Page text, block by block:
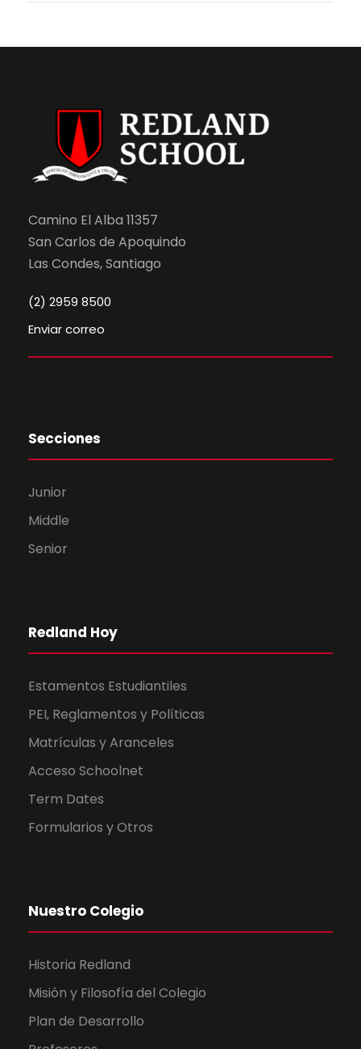
Camino El Alba 11357
San Carlos de Apoquindo
Las Condes, Santiago
(2) 2959 8500
Enviar correo
Secciones
Junior
Middle
Senior
Redland Hoy
Estamentos Estudiantiles
PEI, Reglamentos y Políticas
Matrículas y Aranceles
Acceso Schoolnet
Term Dates
Formularios y Otros
Nuestro Colegio
Historia Redland
Misión y Filosofía del Colegio
Plan de Desarrollo